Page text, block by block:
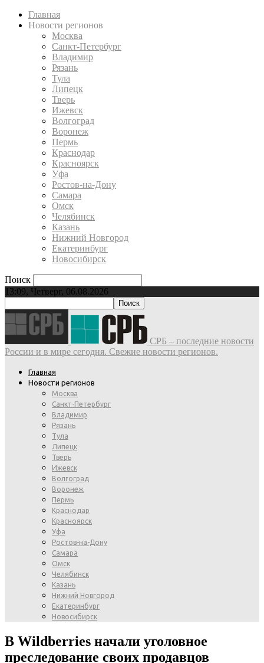
Главная
Новости регионов
Москва
Санкт-Петербург
Владимир
Рязань
Тула
Липецк
Тверь
Ижевск
Волгоград
Воронеж
Пермь
Краснодар
Красноярск
Уфа
Ростов-на-Дону
Самара
Омск
Челябинск
Казань
Нижний Новгород
Екатеринбург
Новосибирск
Поиск
13:09, Четверг, 06.08.2026
СРБ – последние новости
России и в мире сегодня. Свежие новости регионов.
Главная
Новости регионов
Москва
Санкт-Петербург
Владимир
Рязань
Тула
Липецк
Тверь
Ижевск
Волгоград
Воронеж
Пермь
Краснодар
Красноярск
Уфа
Ростов-на-Дону
Самара
Омск
Челябинск
Казань
Нижний Новгород
Екатеринбург
Новосибирск
В Wildberries начали уголовное
преследование своих продавцов